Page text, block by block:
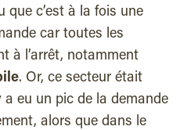
que c’est à la fois une
car toutes les
à l’arrêt, notamment
. Or, ce secteur était
eu un pic de la demande
alors que dans le